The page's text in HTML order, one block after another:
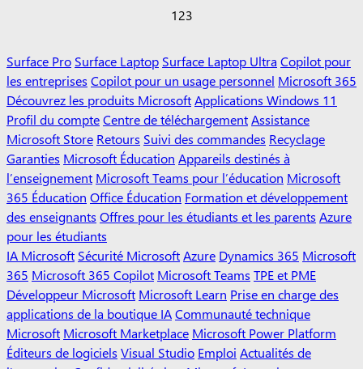
123
Surface Pro Surface Laptop Surface Laptop Ultra Copilot pour
les entreprises Copilot pour un usage personnel Microsoft 365
Découvrez les produits MicrosoftApplications Windows 11
Profil du compteCentre de téléchargementAssistance
Microsoft Store Retours Suivi des commandes Recyclage
Garanties Microsoft Éducation Appareils destinés à
l’enseignement Microsoft Teams pour l’éducation Microsoft
365 Éducation Office Éducation Formation et développement
des enseignants Offres pour les étudiants et les parents Azure
pour les étudiants
IA Microsoft Sécurité MicrosoftAzure Dynamics 365 Microsoft
365 Microsoft 365 Copilot Microsoft Teams TPE et PME
Développeur Microsoft Microsoft Learn Prise en charge des
applications de la boutique IACommunauté technique
Microsoft Microsoft Marketplace Microsoft Power Platform
Éditeurs de logiciels Visual Studio Emploi Actualités de